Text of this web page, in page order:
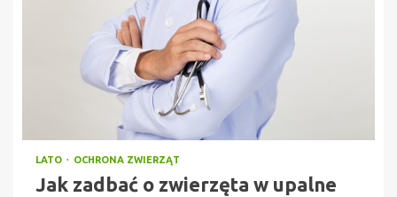
LATO OCHRONA ZWIERZĄT
Jak zadbać o zwierzęta w upalne